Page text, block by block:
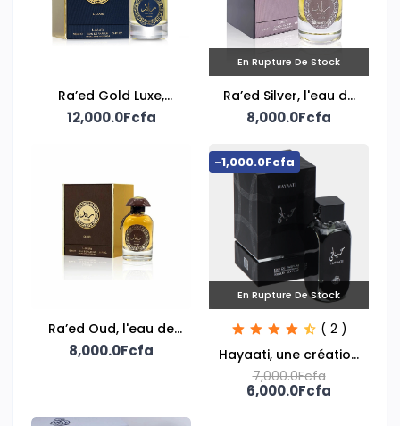
Ra’ed Gold Luxe,
Lattafa unisex eau de
12,000.0Fcfa
En Rupture De Stock
Ra’ed Silver, l'eau de
parfum mixte Lattafa
8,000.0Fcfa
Ra’ed Oud, l'eau de
parfum mixte Lattafa
8,000.0Fcfa
-1,000.0Fcfa
En Rupture De Stock
( 2 )
Hayaati, une création
pour homme signée
Fragrance World
7,000.0Fcfa
6,000.0Fcfa